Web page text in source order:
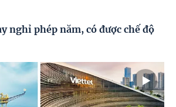
nghỉ phép năm, có được chế độ